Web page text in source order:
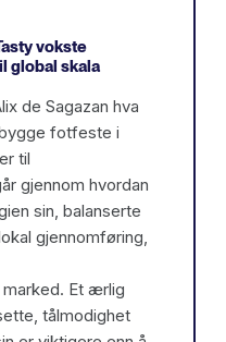
vokste
global skala
de Sagazan hva
fotfeste i
til
gjennom hvordan
sin, balanserte
gjennomføring,
Et ærlig
tålmodighet